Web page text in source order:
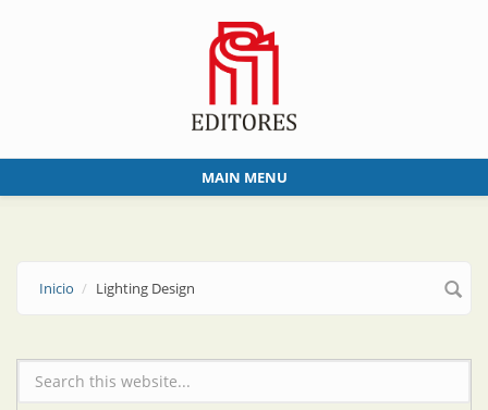
MAIN MENU
Inicio Lighting Design
Formulario de búsqueda